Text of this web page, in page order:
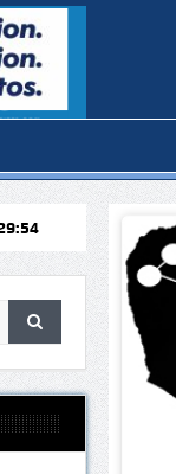
το Europa League